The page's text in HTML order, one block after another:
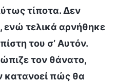
τίποτα. Δεν
ενώ τελικά αρνήθηκε
του σ’ Αυτόν.
τον θάνατο,
κατανοεί πώς θα